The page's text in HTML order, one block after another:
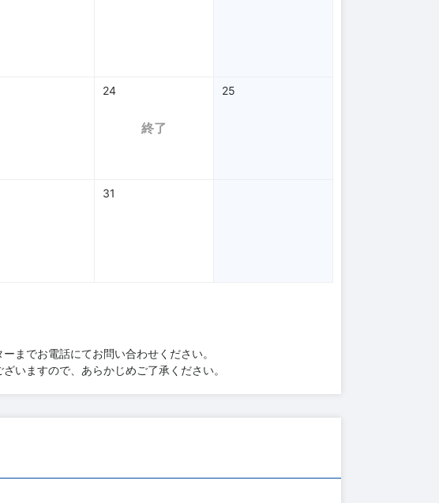
24
終了
25
31
までお電話にてお問い合わせください。
いますので、あらかじめご了承ください。